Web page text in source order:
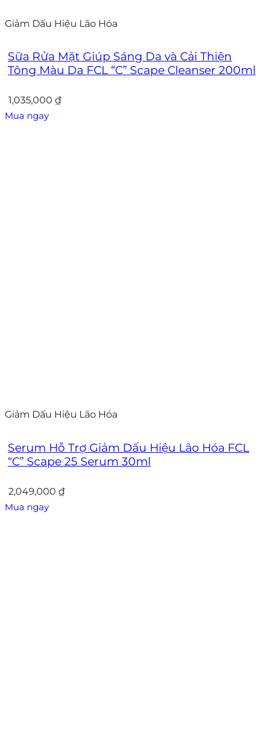
Giảm Dấu Hiệu Lão Hóa
Sữa Rửa Mặt Giúp Sáng Da và Cải Thiện
Tông Màu Da FCL “C” Scape Cleanser 200ml
1,035,000 ₫
Giảm Dấu Hiệu Lão Hóa
Serum Hỗ Trợ Giảm Dấu Hiệu Lão Hóa FCL
“C” Scape 25 Serum 30ml
2,049,000 ₫